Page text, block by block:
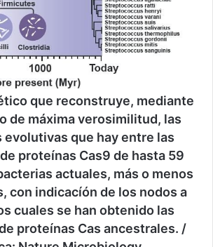
que reconstruye, mediante
de máxima verosimilitud, las
evolutivas que hay entre las
proteínas Cas9 de hasta 59
actuales, más o menos
con indicacíón de los nodos a
cuales se han obtenido las
proteínas Cas ancestrales. /